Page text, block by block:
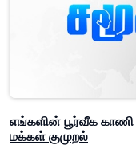
எங்களின் பூர்வீக
மக்கள் குமுறல்